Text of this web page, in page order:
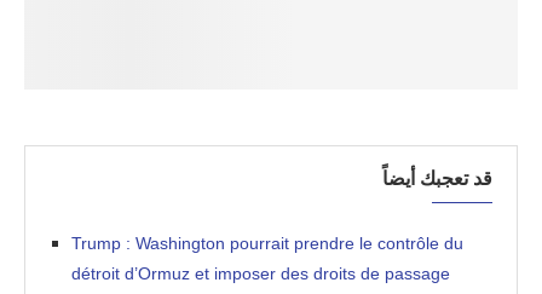
قد تعجبك أيضاً
Trump : Washington pourrait prendre le contrôle du
détroit d’Ormuz et imposer des droits de passage